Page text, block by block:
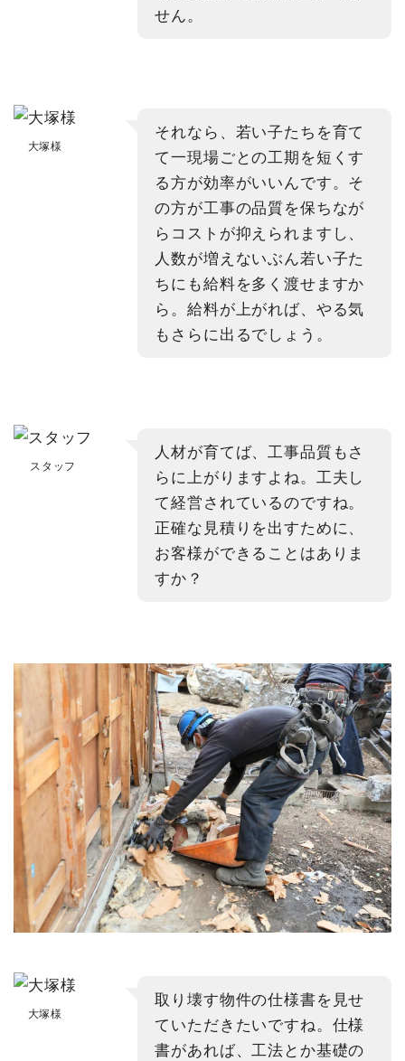
せん。
大塚様
それなら、若い子たちを育て
て一現場ごとの工期を短くす
る方が効率がいいんです。そ
の方が工事の品質を保ちなが
らコストが抑えられますし、
人数が増えないぶん若い子た
ちにも給料を多く渡せますか
ら。給料が上がれば、やる気
もさらに出るでしょう。
スタッフ
人材が育てば、工事品質もさ
らに上がりますよね。工夫し
て経営されているのですね。
正確な見積りを出すために、
お客様ができることはありま
すか？
大塚様
取り壊す物件の仕様書を見せ
ていただきたいですね。仕様
書があれば、工法とか基礎の